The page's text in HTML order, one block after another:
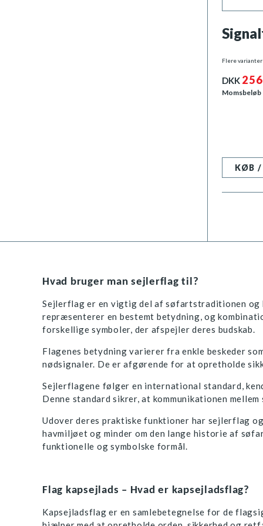
Flere varianter
DKK
Momsbeløb
KØB /
Hvad bruger man sejlerflag til?
Sejlerflag er en vigtig del af søfartstraditionen
repræsenterer en bestemt betydning, og
forskellige symboler, der afspejler deres budskab.
Flagenes betydning varierer fra enkle beskeder
nødsignaler. De er afgørende for at opretholde
Sejlerflagene følger en international standard,
Denne standard sikrer, at kommunikationen
Udover deres praktiske funktioner har sejlerflag
havmiljøet og minder om den lange historie af
funktionelle og symbolske formål.
Flag kapsejlads – Hvad er kapsejladsflag?
Kapsejladsflag er en samlebetegnelse for de